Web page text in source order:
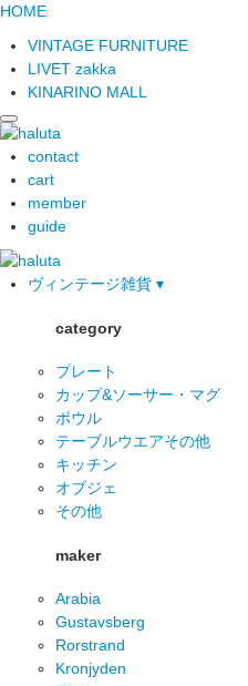
HOME
VINTAGE FURNITURE
LIVET zakka
KINARINO MALL
contact
cart
member
guide
ヴィンテージ雑貨 ▾
category
プレート
カップ&ソーサー・マグ
ボウル
テーブルウエアその他
キッチン
オブジェ
その他
maker
Arabia
Gustavsberg
Rorstrand
Kronjyden